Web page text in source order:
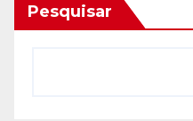
Pesquisar